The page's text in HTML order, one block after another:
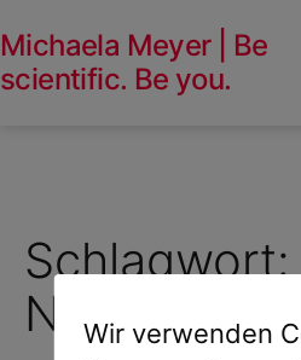
Inhalt
Michaela Meyer | Be
scientific. Be you.
Schlagwort:
Wir verwenden